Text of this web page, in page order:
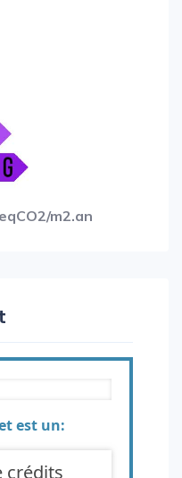
m2.an